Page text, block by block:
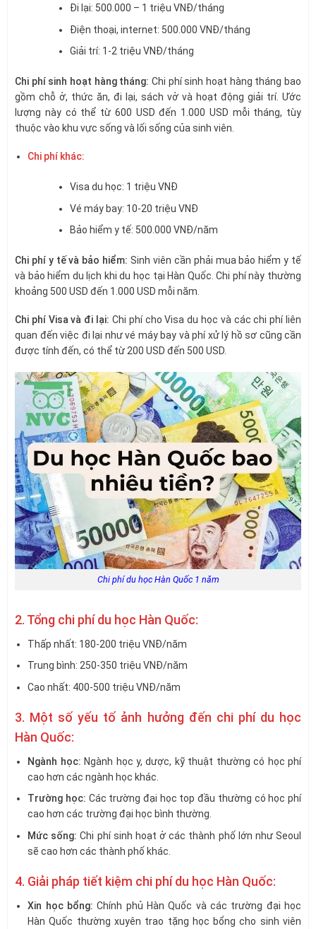
Đi lại: 500.000 – 1 triệu VNĐ/tháng
Điện thoại, internet: 500.000 VNĐ/tháng
Giải trí: 1-2 triệu VNĐ/tháng
Chi phí sinh hoạt hàng tháng: Chi phí sinh hoạt hàng tháng bao
gồm chỗ ở, thức ăn, đi lại, sách vở và hoạt động giải trí. Ước
lượng này có thể từ 600 USD đến 1.000 USD mỗi tháng, tùy
thuộc vào khu vực sống và lối sống của sinh viên.
Chi phí khác:
Visa du học: 1 triệu VNĐ
Vé máy bay: 10-20 triệu VNĐ
Bảo hiểm y tế: 500.000 VNĐ/năm
Chi phí y tế và bảo hiểm:Sinh viên cần phải mua bảo hiểm y tế
và bảo hiểm du lịch khi du học tại Hàn Quốc. Chi phí này thường
khoảng 500 USD đến 1.000 USD mỗi năm.
Chi phí Visa và đi lại: Chi phí cho Visa du học và các chi phí liên
quan đến việc đi lại như vé máy bay và phí xử lý hồ sơ cũng cần
được tính đến, có thể từ 200 USD đến 500 USD.
Chi phí du học Hàn Quốc 1 năm
2. Tổng chi phí du học Hàn Quốc:
Thấp nhất: 180-200 triệu VNĐ/năm
Trung bình: 250-350 triệu VNĐ/năm
Cao nhất: 400-500 triệu VNĐ/năm
3. Một số yếu tố ảnh hưởng đến chi phí du học
Hàn Quốc:
Ngành học: Ngành học y, dược, kỹ thuật thường có học phí
cao hơn các ngành học khác.
Trường học: Các trường đại học top đầu thường có học phí
cao hơn các trường đại học bình thường.
Mức sống: Chi phí sinh hoạt ở các thành phố lớn như Seoul
sẽ cao hơn các thành phố khác.
4. Giải pháp tiết kiệm chi phí du học Hàn Quốc:
Xin học bổng: Chính phủ Hàn Quốc và các trường đại học
Hàn Quốc thường xuyên trao tặng học bổng cho sinh viên